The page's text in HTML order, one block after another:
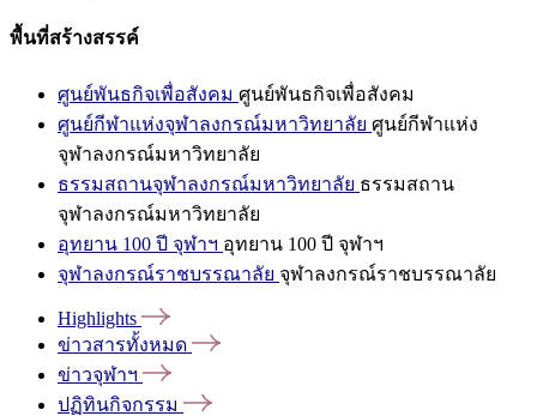
พื้นที่สร้างสรรค์
ศูนย์พันธกิจเพื่อสังคม ศูนย์พันธกิจเพื่อสังคม
ศูนย์กีฬาแห่งจุฬาลงกรณ์มหาวิทยาลัย ศูนย์กีฬาแห่ง
จุฬาลงกรณ์มหาวิทยาลัย
ธรรมสถานจุฬาลงกรณ์มหาวิทยาลัย ธรรมสถาน
จุฬาลงกรณ์มหาวิทยาลัย
อุทยาน 100 ปี จุฬาฯ อุทยาน 100 ปี จุฬาฯ
จุฬาลงกรณ์ราชบรรณาลัย จุฬาลงกรณ์ราชบรรณาลัย
Highlights
ข่าวสารทั้งหมด
ข่าวจุฬาฯ
ปฏิทินกิจกรรม